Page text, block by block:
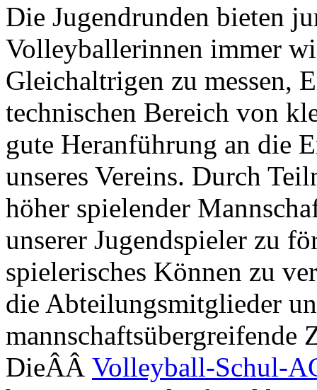
Die Jugendrunden bieten
Volleyballerinnen immer
Gleichaltrigen zu messen,
technischen Bereich von
gute Heranführung an die
unseres Vereins. Durch
höher spielender
unserer Jugendspieler zu
spielerisches Können zu
die Abteilungsmitglieder
mannschaftsübergreifende
DieÂÂ Volleyball-Schul-